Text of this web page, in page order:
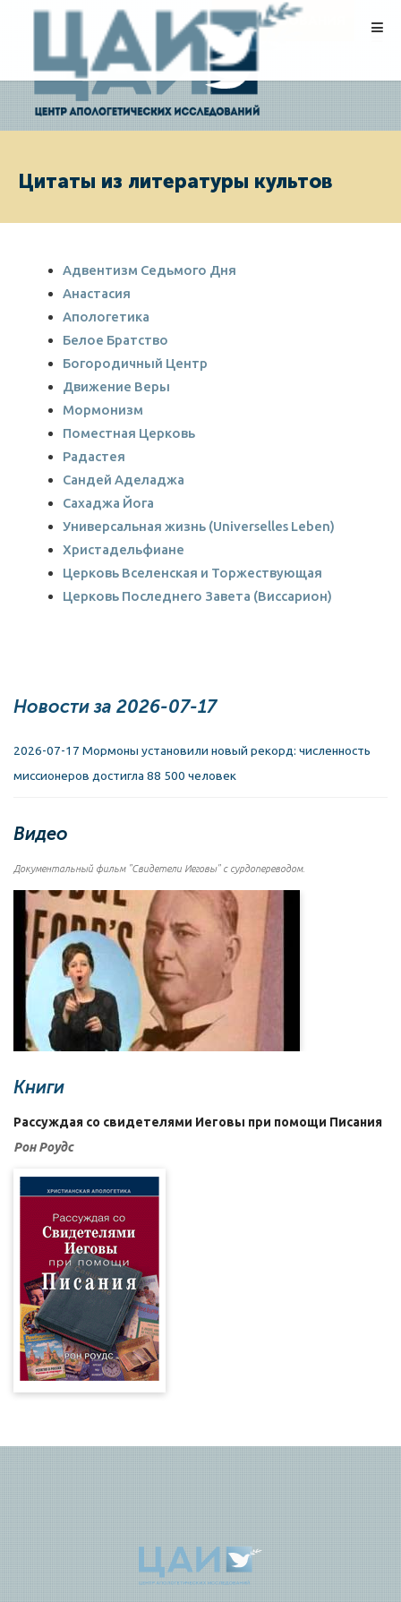
ПОЖЕРТВОВАНИЯ
Цитаты из литературы культов
Адвентизм Седьмого Дня
Анастасия
Апологетика
Белое Братство
Богородичный Центр
Движение Веры
Мормонизм
Поместная Церковь
Радастея
Сандей Аделаджа
Сахаджа Йога
Универсальная жизнь (Universelles Leben)
Христадельфиане
Церковь Вселенская и Торжествующая
Церковь Последнего Завета (Виссарион)
Новости за 2026-07-17
2026-07-17 Мормоны установили новый рекорд: численность
миссионеров достигла 88 500 человек
Видео
Документальный фильм "Свидетели Иеговы" с сурдопереводом.
Книги
Рассуждая со свидетелями Иеговы при помощи Писания
Рон Роудс